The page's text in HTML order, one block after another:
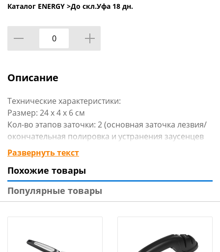
Каталог ENERGY >До скл.Уфа 18 дн.
Описание
Технические характеристики:
Размер: 24 х 4 х 6 см
Кол-во этапов заточки: 2 (основная заточка лезвия/
окончательная полировка и устранения заусенцев
на лезвии ножа)
Кол-во слотов для заточки: 3
Угол заточки: - филейный, овощной, разделочный
ножи: 19-28 °С
- Поварские ножи: 28-34 °С
Габариты: 0,242 x 0,072 x 0,045 мм
Материал изделия: АБС пластмасса, металл,
Развернуть текст
Похожие товары
Популярные товары